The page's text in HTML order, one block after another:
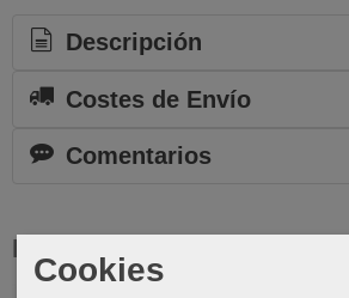
Descripción
Costes de Envío
Comentarios
Productos Relacionados
Cookies